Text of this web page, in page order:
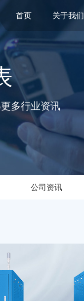
首页 关于我们
多行业资讯
公司资讯